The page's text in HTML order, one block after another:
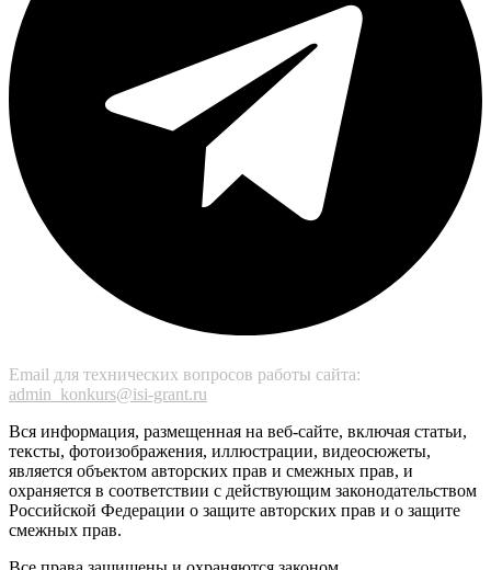
Email для технических вопросов работы сайта:
admin_konkurs@isi-grant.ru
Вся информация, размещенная на веб-сайте, включая статьи,
тексты, фотоизображения, иллюстрации, видеосюжеты,
является объектом авторских прав и смежных прав, и
охраняется в соответствии с действующим законодательством
Российской Федерации о защите авторских прав и о защите
смежных прав.